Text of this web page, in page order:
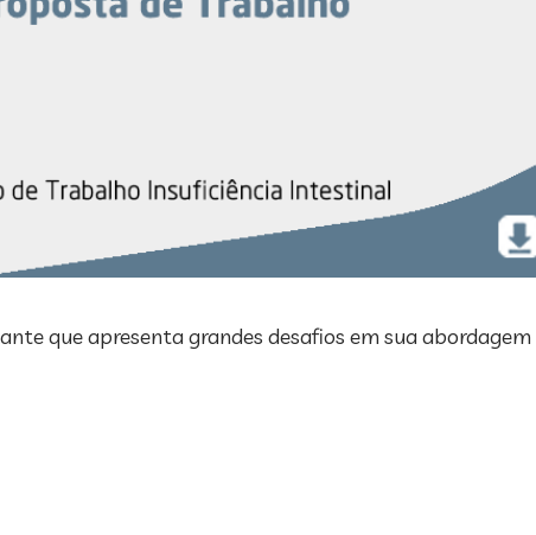
que apresenta grandes desafios em sua abordagem